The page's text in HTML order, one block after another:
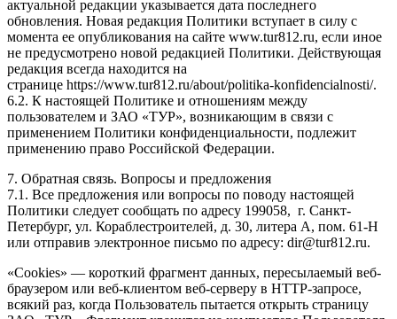
актуальной редакции указывается дата последнего
обновления. Новая редакция Политики вступает в силу с
момента ее опубликования на сайте www.tur812.ru, если иное
не предусмотрено новой редакцией Политики. Действующая
редакция всегда находится на
странице https://www.tur812.ru/about/politika-konfidencialnosti/.
6.2. К настоящей Политике и отношениям между
пользователем и ЗАО «ТУР», возникающим в связи с
применением Политики конфиденциальности, подлежит
применению право Российской Федерации.
7. Обратная связь. Вопросы и предложения
7.1. Все предложения или вопросы по поводу настоящей
Политики следует сообщать по адресу 199058, г. Санкт-
Петербург, ул. Кораблестроителей, д. 30, литера А, пом. 61-Н
или отправив электронное письмо по адресу: dir@tur812.ru.
«Cookies» — короткий фрагмент данных, пересылаемый веб-
браузером или веб-клиентом веб-серверу в HTTP-запросе,
всякий раз, когда Пользователь пытается открыть страницу